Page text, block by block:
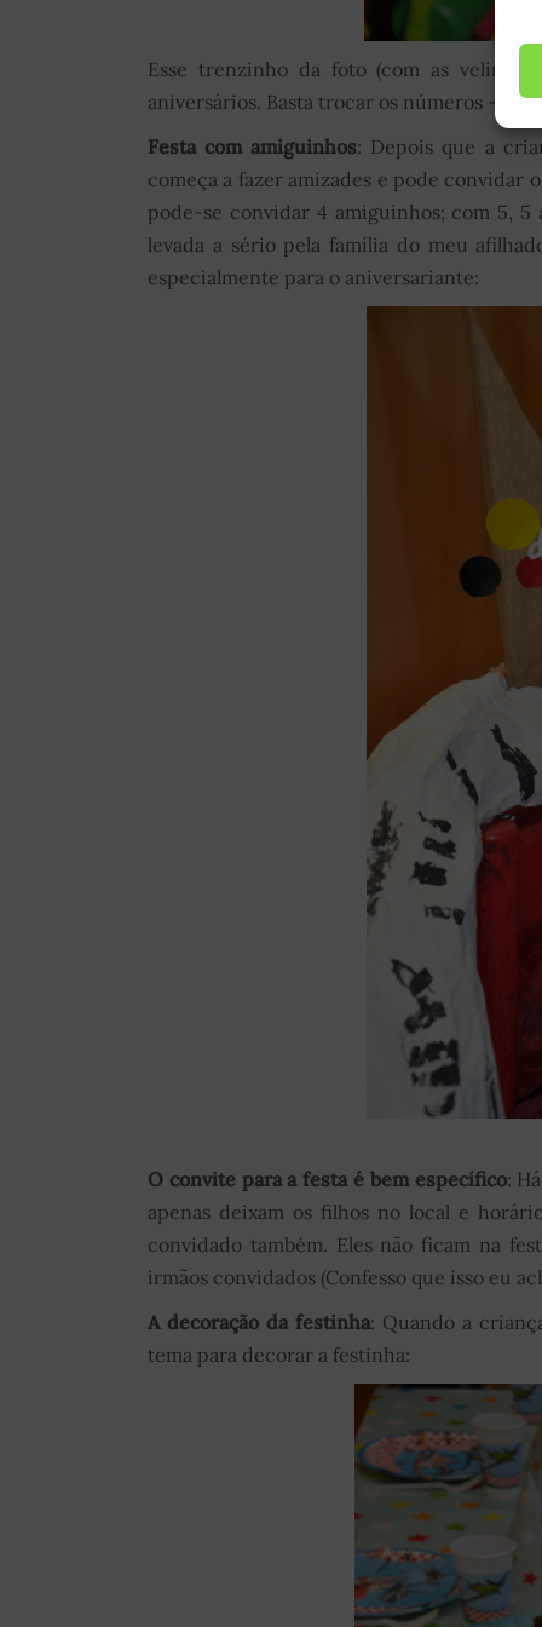
Esse trenzinho da foto (com as
aniversários. Basta trocar os números –
Festa com amiguinhos: Depois que a
começa a fazer amizades e pode convidar
pode-se convidar 4 amiguinhos; com 5,
levada a sério pela família do meu
especialmente para o aniversariante:
O convite para a festa é bem específico:
apenas deixam os filhos no local e
convidado também. Eles não ficam na
irmãos convidados (Confesso que isso eu
A decoração da festinha: Quando a
tema para decorar a festinha: